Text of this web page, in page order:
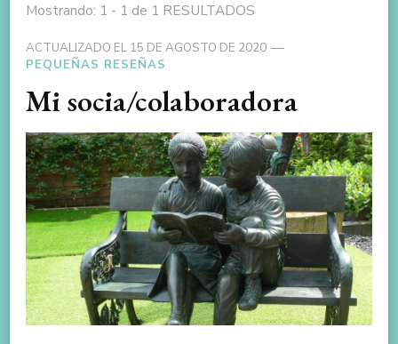
Mostrando: 1 - 1 de 1 RESULTADOS
ACTUALIZADO EL 15 DE AGOSTO DE 2020
PEQUEÑAS RESEÑAS
Mi socia/colaboradora